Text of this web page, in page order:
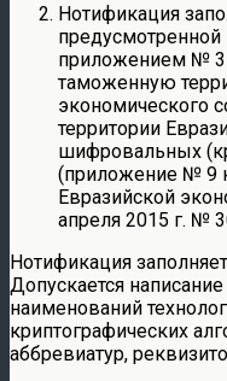
Нотификация
предусмотренной
приложением №
таможенную
экономического
территории
шифровальных
(приложение № 9
Евразийской
апреля 2015 г. №
Нотификация
Допускается
наименований
криптографических
аббревиатур,